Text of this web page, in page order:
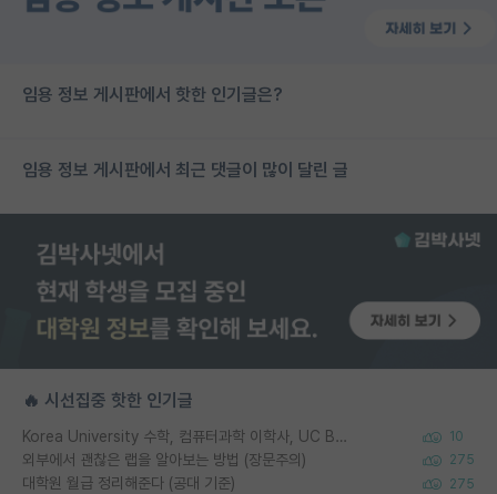
임용 정보 게시판에서 핫한 인기글은?
임용 정보 게시판에서 최근 댓글이 많이 달린 글
🔥 시선집중 핫한 인기글
Korea University 수학, 컴퓨터과학 이학사, UC Berkeley 산업공학 대학원 공학박사가 되는 것은 쉽지 않겠죠? 10
외부에서 괜찮은 랩을 알아보는 방법 (장문주의) 275
대학원 월급 정리해준다 (공대 기준) 275